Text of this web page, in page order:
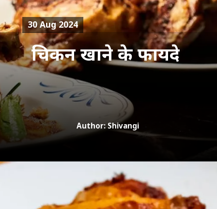
चिकन खाने के फायदे
30 Aug 2024
Author: Shivangi